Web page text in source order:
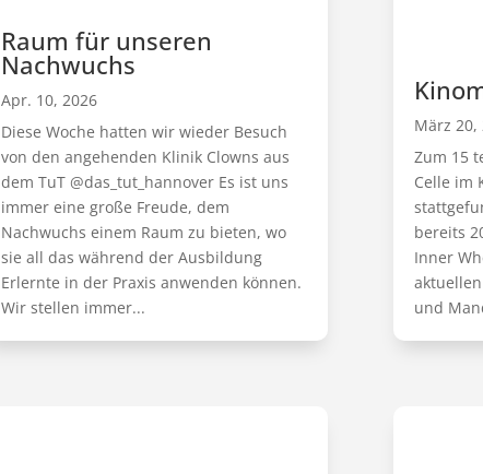
Raum für unseren
Nachwuchs
Apr. 10, 2026
Diese Woche hatten wir wieder Besuch
von den angehenden Klinik Clowns aus
dem TuT @das_tut_hannover Es ist uns
immer eine große Freude, dem
Nachwuchs einem Raum zu bieten, wo
sie all das während der Ausbildung
Erlernte in der Praxis anwenden können.
Wir stellen immer...
März 20,
Zum 15
Celle im
bereits
Inner
und